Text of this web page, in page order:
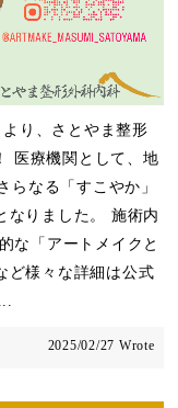
り、さとやま整形
医療機関として、地
なる「すこやか」
なりました。 施術内
な「アートメイクと
ど様々な詳細は公式
2025/02/27 Wrote